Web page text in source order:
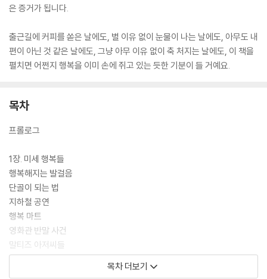
은 증거가 됩니다.
출근길에 커피를 쏟은 날에도, 별 이유 없이 눈물이 나는 날에도, 아무도 내
편이 아닌 것 같은 날에도, 그냥 아무 이유 없이 축 처지는 날에도, 이 책을
펼치면 어쩐지 행복을 이미 손에 쥐고 있는 듯한 기분이 들 거예요.
목차
프롤로그
1장. 미세 행복들
행복해지는 발걸음
단골이 되는 법
지하철 공연
행복 마트
영화관 반말 사건
말티즈 아저씨들
포크 박물관
목차 더보기